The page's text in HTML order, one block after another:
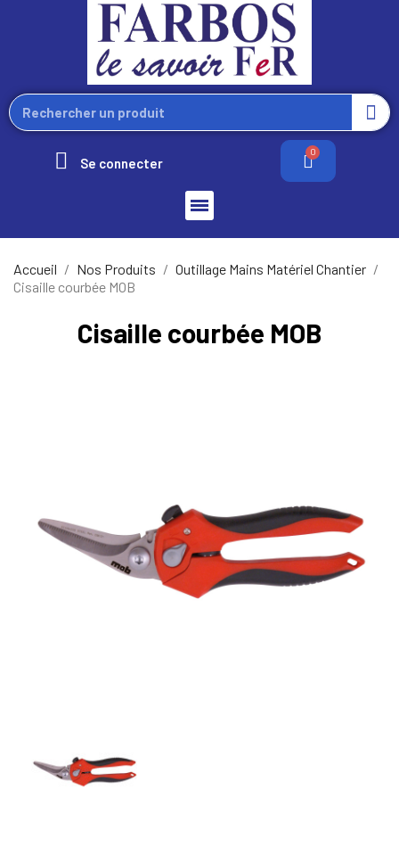
Se connecter
Accueil Nos Produits
Outillage Mains Matériel Chantier
Cisaille courbée MOB
Cisaille courbée MOB